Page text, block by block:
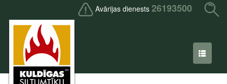
Avārijas dienests 26193500